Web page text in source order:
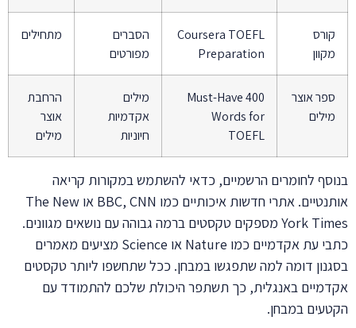
קורס
מקוון
Coursera TOEFL
Preparation
הסברים
מפורטים
מתחילים
ספר אוצר
מילים
400 Must-Have
Words for
TOEFL
מילים
אקדמיות
חיוניות
הרחבת
אוצר
מילים
בנוסף לחומרים הרשמיים, כדאי להשתמש במקורות קריאה
אותנטיים. אתרי חדשות איכותיים כמו BBC, CNN או The New
York Times מספקים טקסטים ברמה גבוהה עם נושאים מגוונים.
כתבי עת אקדמיים כמו Nature או Science מציעים מאמרים
בסגנון דומה למה שתפגשו במבחן. ככל שתחשפו ליותר טקסטים
אקדמיים באנגלית, כך תשתפר היכולת שלכם להתמודד עם
הקטעים במבחן.